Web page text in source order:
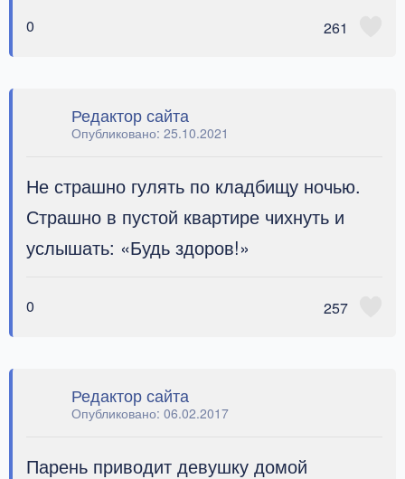
0 261
Редактор сайта
Опубликовано: 25.10.2021
Не страшно гулять по кладбищу ночью.
Страшно в пустой квартире чихнуть и
услышать: «Будь здоров!»
0 257
Редактор сайта
Опубликовано: 06.02.2017
Парень приводит девушку домой